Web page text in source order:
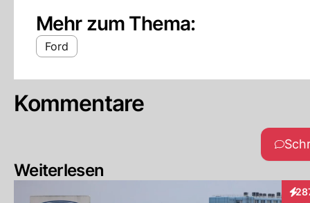
Mehr zum Thema:
Ford
Kommentare
Weiterlesen